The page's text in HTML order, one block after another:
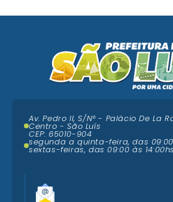
Av. Pedro II, S/N° - Palácio De La
Centro - São Luís
CEP: 65010-904
segunda a quinta-feira, das 09:00
sextas-feiras, das 09:00 às 14:00hs